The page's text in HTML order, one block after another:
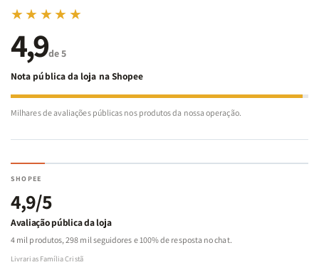
★★★★★
4,9de 5
Nota pública da loja na Shopee
Milhares de avaliações públicas nos produtos da nossa operação.
SHOPEE
4,9/5
Avaliação pública da loja
4 mil produtos, 298 mil seguidores e 100% de resposta no chat.
Livrarias Família Cristã